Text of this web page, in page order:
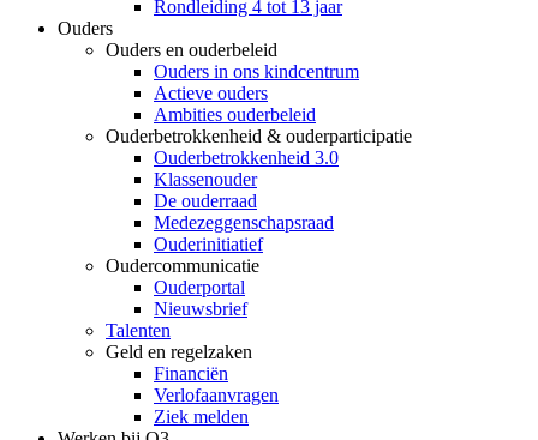
Rondleiding 4 tot 13 jaar
Ouders
Ouders en ouderbeleid
Ouders in ons kindcentrum
Actieve ouders
Ambities ouderbeleid
Ouderbetrokkenheid & ouderparticipatie
Ouderbetrokkenheid 3.0
Klassenouder
De ouderraad
Medezeggenschapsraad
Ouderinitiatief
Oudercommunicatie
Ouderportal
Nieuwsbrief
Talenten
Geld en regelzaken
Financiën
Verlofaanvragen
Ziek melden